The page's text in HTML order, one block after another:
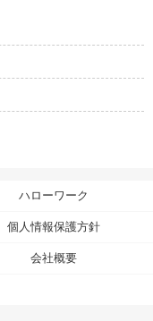
ハローワーク
個人情報保護方針
会社概要